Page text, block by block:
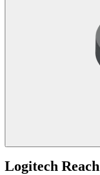
Logitech Reach